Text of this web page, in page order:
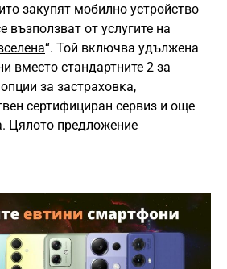
закупят мобилно устройство
възползват от услугите на
“. Той включва удължена
вместо стандартните 2 за
за застраховка,
сертифициран сервиз и още
Цялото предложение